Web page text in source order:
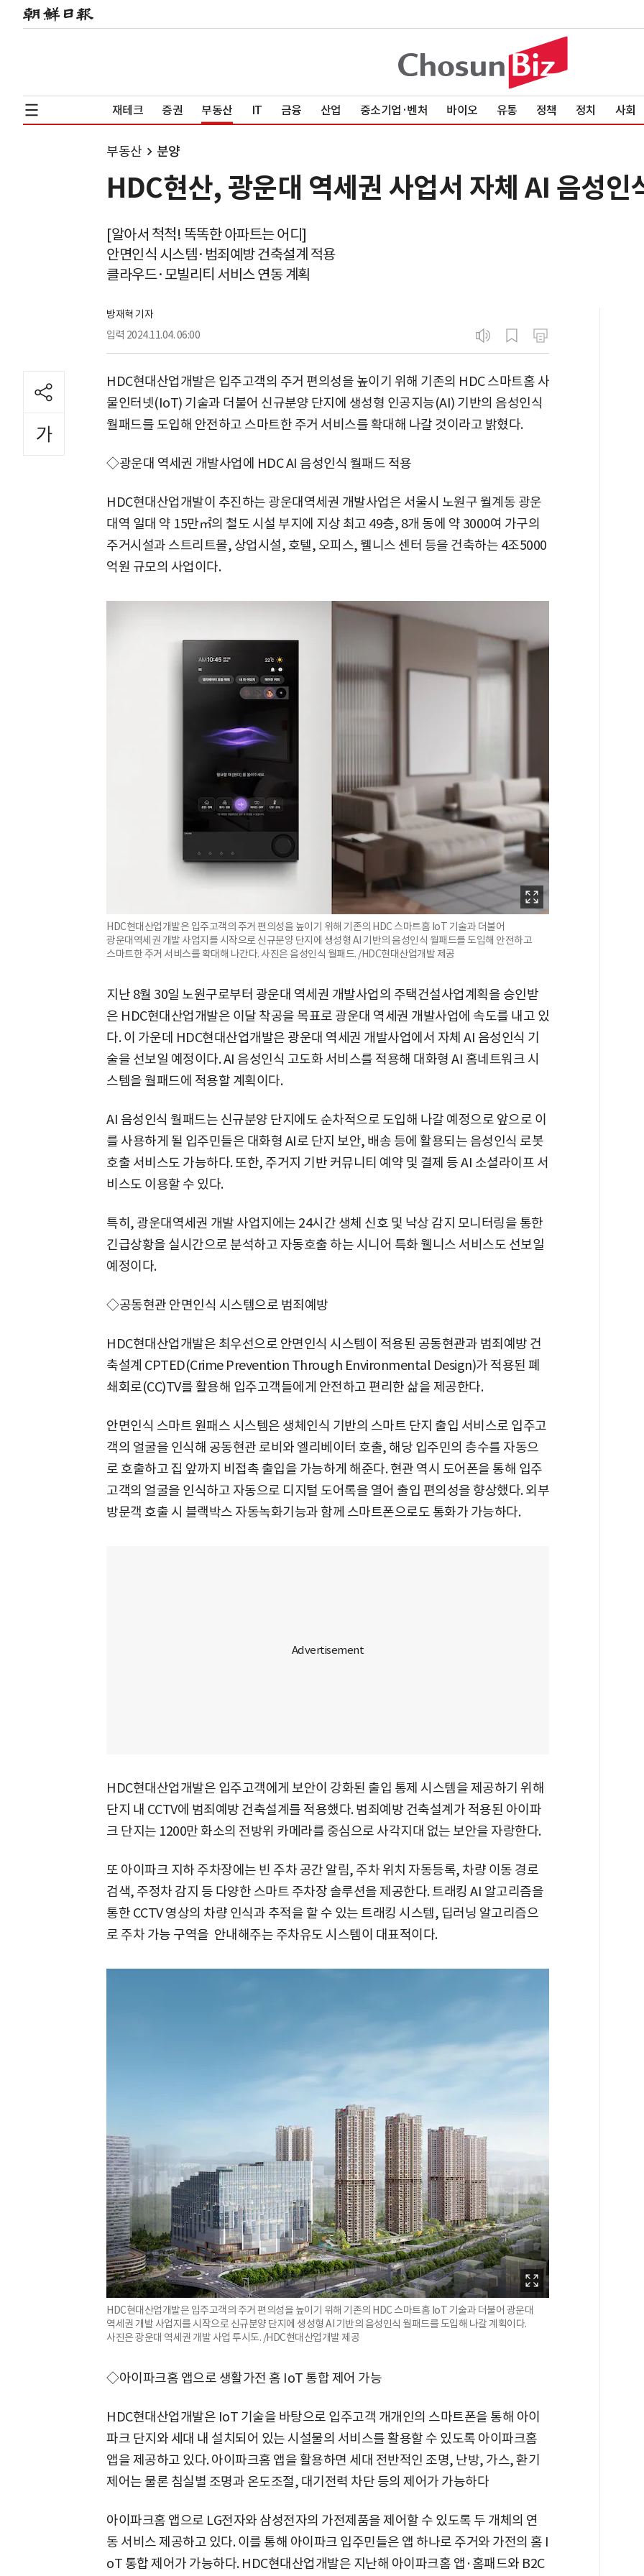
재테크 증권 부동산 IT 금융 산업 중소기업·벤처 바이오 유통 정책 정치 사회
부동산 분양
HDC현산, 광운대 역세권 사업서 자체 AI 음성인
[알아서 척척! 똑똑한 아파트는 어디]
안면인식 시스템·범죄예방 건축설계 적용
클라우드·모빌리티 서비스 연동 계획
방재혁 기자
입력 2024.11.04. 06:00
HDC현대산업개발은 입주고객의 주거 편의성을 높이기 위해 기존의 HDC 스마트홈 사
물인터넷(IoT) 기술과 더불어 신규분양 단지에 생성형 인공지능(AI) 기반의 음성인식
월패드를 도입해 안전하고 스마트한 주거 서비스를 확대해 나갈 것이라고 밝혔다.
◇광운대 역세권 개발사업에 HDC AI 음성인식 월패드 적용
HDC현대산업개발이 추진하는 광운대역세권 개발사업은 서울시 노원구 월계동 광운
대역 일대 약 15만㎡의 철도 시설 부지에 지상 최고 49층, 8개 동에 약 3000여 가구의
주거시설과 스트리트몰, 상업시설, 호텔, 오피스, 웰니스 센터 등을 건축하는 4조5000
억원 규모의 사업이다.
HDC현대산업개발은 입주고객의 주거 편의성을 높이기 위해 기존의 HDC 스마트홈 IoT 기술과 더불어
광운대역세권 개발 사업지를 시작으로 신규분양 단지에 생성형 AI 기반의 음성인식 월패드를 도입해 안전하고
스마트한 주거 서비스를 확대해 나간다. 사진은 음성인식 월패드. /HDC현대산업개발 제공
지난 8월 30일 노원구로부터 광운대 역세권 개발사업의 주택건설사업계획을 승인받
은 HDC현대산업개발은 이달 착공을 목표로 광운대 역세권 개발사업에 속도를 내고 있
다. 이 가운데 HDC현대산업개발은 광운대 역세권 개발사업에서 자체 AI 음성인식 기
술을 선보일 예정이다. AI 음성인식 고도화 서비스를 적용해 대화형 AI 홈네트워크 시
스템을 월패드에 적용할 계획이다.
AI 음성인식 월패드는 신규분양 단지에도 순차적으로 도입해 나갈 예정으로 앞으로 이
를 사용하게 될 입주민들은 대화형 AI로 단지 보안, 배송 등에 활용되는 음성인식 로봇
호출 서비스도 가능하다. 또한, 주거지 기반 커뮤니티 예약 및 결제 등 AI 소셜라이프 서
비스도 이용할 수 있다.
특히, 광운대역세권 개발 사업지에는 24시간 생체 신호 및 낙상 감지 모니터링을 통한
긴급상황을 실시간으로 분석하고 자동호출 하는 시니어 특화 웰니스 서비스도 선보일
예정이다.
◇공동현관 안면인식 시스템으로 범죄예방
HDC현대산업개발은 최우선으로 안면인식 시스템이 적용된 공동현관과 범죄예방 건
축설계 CPTED(Crime Prevention Through Environmental Design)가 적용된 폐
쇄회로(CC)TV를 활용해 입주고객들에게 안전하고 편리한 삶을 제공한다.
안면인식 스마트 원패스 시스템은 생체인식 기반의 스마트 단지 출입 서비스로 입주고
객의 얼굴을 인식해 공동현관 로비와 엘리베이터 호출, 해당 입주민의 층수를 자동으
로 호출하고 집 앞까지 비접촉 출입을 가능하게 해준다. 현관 역시 도어폰을 통해 입주
고객의 얼굴을 인식하고 자동으로 디지털 도어록을 열어 출입 편의성을 향상했다. 외부
방문객 호출 시 블랙박스 자동녹화기능과 함께 스마트폰으로도 통화가 가능하다.
HDC현대산업개발은 입주고객에게 보안이 강화된 출입 통제 시스템을 제공하기 위해
단지 내 CCTV에 범죄예방 건축설계를 적용했다. 범죄예방 건축설계가 적용된 아이파
크 단지는 1200만 화소의 전방위 카메라를 중심으로 사각지대 없는 보안을 자랑한다.
또 아이파크 지하 주차장에는 빈 주차 공간 알림, 주차 위치 자동등록, 차량 이동 경로
검색, 주정차 감지 등 다양한 스마트 주차장 솔루션을 제공한다. 트래킹 AI 알고리즘을
통한 CCTV 영상의 차량 인식과 추적을 할 수 있는 트래킹 시스템, 딥러닝 알고리즘으
로 주차 가능 구역을 안내해주는 주차유도 시스템이 대표적이다.
HDC현대산업개발은 입주고객의 주거 편의성을 높이기 위해 기존의 HDC 스마트홈 IoT 기술과 더불어 광운대
역세권 개발 사업지를 시작으로 신규분양 단지에 생성형 AI 기반의 음성인식 월패드를 도입해 나갈 계획이다.
사진은 광운대 역세권 개발 사업 투시도. /HDC현대산업개발 제공
◇아이파크홈 앱으로 생활가전 홈 IoT 통합 제어 가능
HDC현대산업개발은 IoT 기술을 바탕으로 입주고객 개개인의 스마트폰을 통해 아이
파크 단지와 세대 내 설치되어 있는 시설물의 서비스를 활용할 수 있도록 아이파크홈
앱을 제공하고 있다. 아이파크홈 앱을 활용하면 세대 전반적인 조명, 난방, 가스, 환기
제어는 물론 침실별 조명과 온도조절, 대기전력 차단 등의 제어가 가능하다
아이파크홈 앱으로 LG전자와 삼성전자의 가전제품을 제어할 수 있도록 두 개체의 연
동 서비스 제공하고 있다. 이를 통해 아이파크 입주민들은 앱 하나로 주거와 가전의 홈 I
oT 통합 제어가 가능하다. HDC현대산업개발은 지난해 아이파크홈 앱·홈패드와 B2C